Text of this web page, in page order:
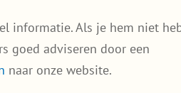
informatie. Als je hem niet
goed adviseren door een
naar onze website.